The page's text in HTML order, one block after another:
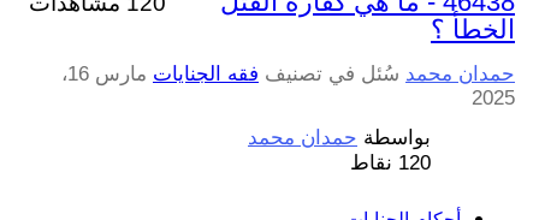
الخطأ ؟
حمدان محمد سُئل في تصنيف فقه الجنايات
مارس 16،
2025
بواسطة حمدان محمد
120 نقاط